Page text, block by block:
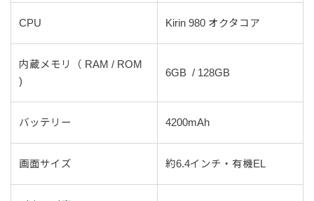
CPU Kirin 980 オクタコア
内蔵メモリ（ RAM / ROM
)
6GB / 128GB
バッテリー 4200mAh
画面サイズ 約6.4インチ・有機EL